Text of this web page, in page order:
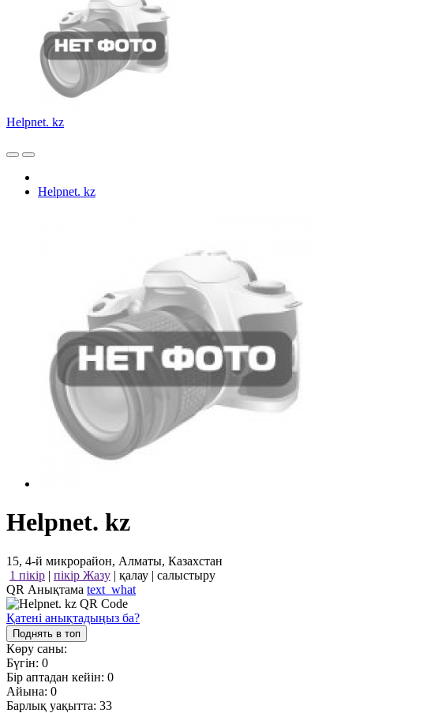
Helpnet. kz
Helpnet. kz
Helpnet. kz
15, 4-й микрорайон, Алматы, Казахстан
1 пікір | пікір Жазу | қалау | салыстыру
QR Анықтама text_what
Қатені анықтадыңыз ба?
Поднять в топ
Көру саны:
Бүгін: 0
Бір аптадан кейін: 0
Айына: 0
Барлық уақытта: 33